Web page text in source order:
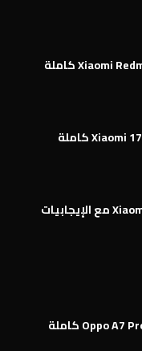
مواصفات هاتف Xiaomi 17T مع الإيجابيات